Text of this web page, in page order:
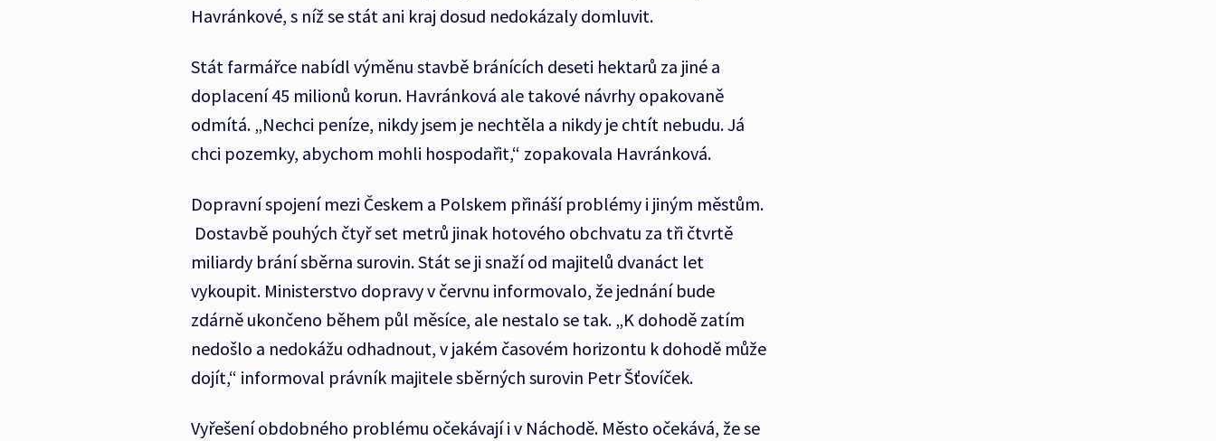
Havránkové, s níž se stát ani kraj dosud nedokázaly domluvit.
Stát farmářce nabídl výměnu stavbě bránících deseti hektarů za jiné a
doplacení 45 milionů korun. Havránková ale takové návrhy opakovaně
odmítá. „Nechci peníze, nikdy jsem je nechtěla a nikdy je chtít nebudu. Já
chci pozemky, abychom mohli hospodařit,“ zopakovala Havránková.
Dopravní spojení mezi Českem a Polskem přináší problémy i jiným městům.
Dostavbě pouhých čtyř set metrů jinak hotového obchvatu za tři čtvrtě
miliardy brání sběrna surovin. Stát se ji snaží od majitelů dvanáct let
vykoupit. Ministerstvo dopravy v červnu informovalo, že jednání bude
zdárně ukončeno během půl měsíce, ale nestalo se tak. „K dohodě zatím
nedošlo a nedokážu odhadnout, v jakém časovém horizontu k dohodě může
dojít,“ informoval právník majitele sběrných surovin Petr Šťovíček.
Vyřešení obdobného problému očekávají i v Náchodě. Město očekává, že se